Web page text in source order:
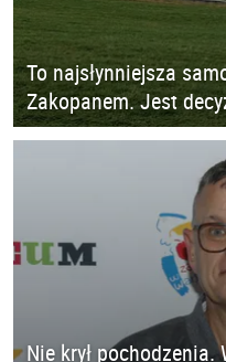
To najsłynniejsza
Zakopanem. Jest
Nie krył